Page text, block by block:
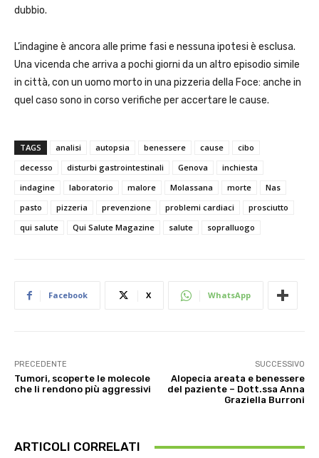
dubbio.
L’indagine è ancora alle prime fasi e nessuna ipotesi è esclusa.
Una vicenda che arriva a pochi giorni da un altro episodio simile
in città, con un uomo morto in una pizzeria della Foce: anche in
quel caso sono in corso verifiche per accertare le cause.
TAGS analisi autopsia benessere cause
cibo
decesso
disturbi gastrointestinali Genova
inchiesta
indagine
laboratorio malore Molassana morte
Nas
pasto
pizzeria prevenzione problemi cardiaci
prosciutto
qui salute
Qui Salute Magazine salute sopralluogo
Facebook X WhatsApp
PRECEDENTE
Tumori, scoperte le molecole
che li rendono più aggressivi
SUCCESSIVO
Alopecia areata e benessere
del paziente – Dott.ssa Anna
Graziella Burroni
ARTICOLI CORRELATI